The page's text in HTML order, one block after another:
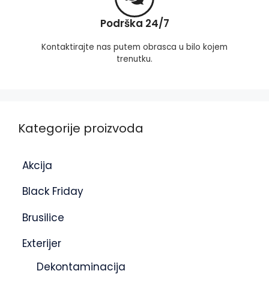
Podrška 24/7
Kontaktirajte nas putem obrasca u bilo kojem
trenutku.
Kategorije proizvoda
Akcija
Black Friday
Brusilice
Exterijer
Dekontaminacija